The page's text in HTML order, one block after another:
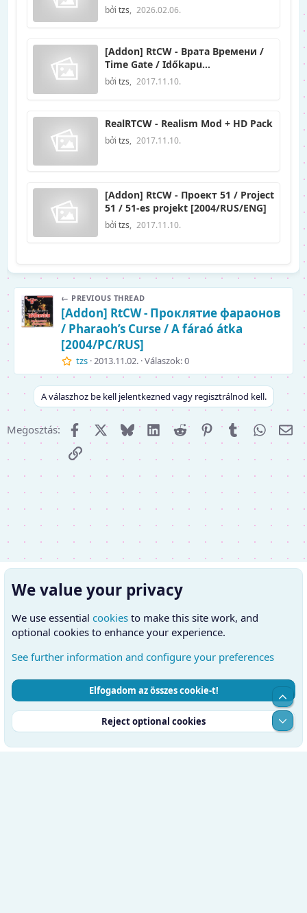
bởi tzs, 2026.02.06.
[Addon] RtCW - Врата Времени /
Time Gate / Időkapu
[2004/RUS/ENG]
bởi tzs, 2017.11.10.
RealRTCW - Realism Mod + HD Pack
bởi tzs, 2017.11.10.
[Addon] RtCW - Проект 51 / Project
51 / 51-es projekt [2004/RUS/ENG]
bởi tzs, 2017.11.10.
← PREVIOUS THREAD
[Addon] RtCW - Проклятие фараонов
/ Pharaoh’s Curse / A fáraó átka
[2004/PC/RUS]
tzs 2013.11.02. Válaszok: 0
A válaszhoz be kell jelentkezned vagy regisztrálnod kell.
Megosztás: FacebookX (Twitter)
Bluesky LinkedInReddit PinterestTumblr
E-
Link
Hungarian (HU)
Kapcsolatfelvétel
Feltételek és szabályok
Adatvédelmi szabályzat
Súgó
Kezdőlap
RSS
We value your privacy
We use essential cookies to make this site work, and
optional cookies to enhance your experience.
See further information and configure your preferences
Elfogadom az összes cookie-t!
Reject optional cookies
Top
Alul